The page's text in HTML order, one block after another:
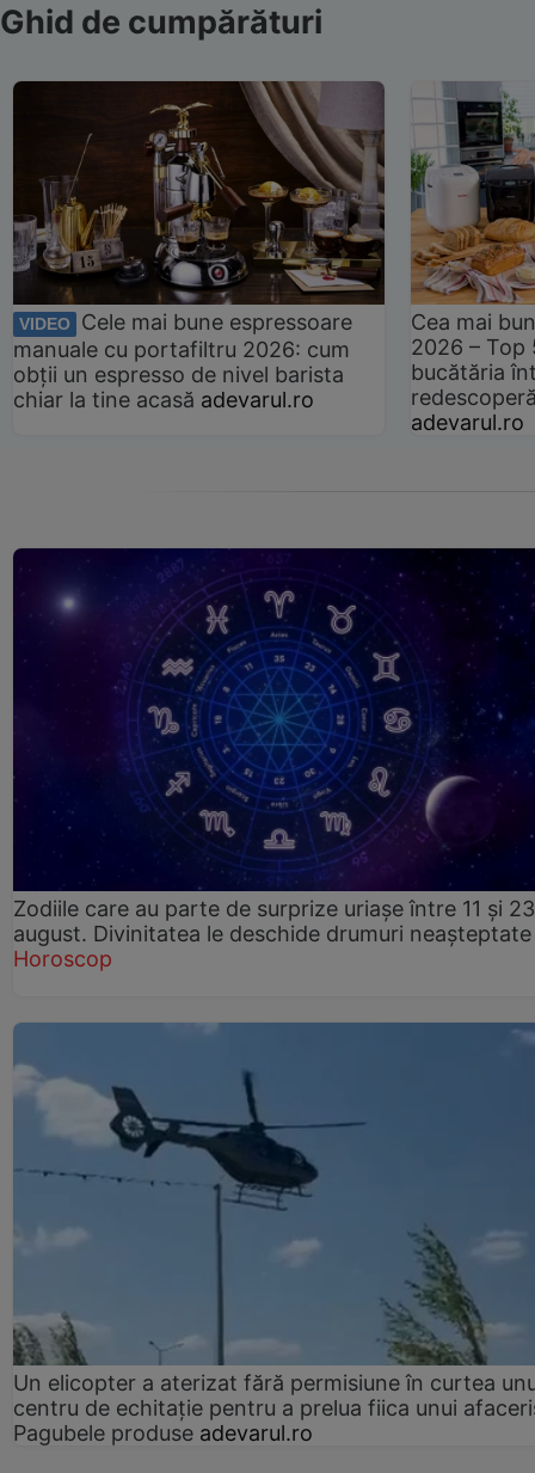
Ghid de cumpărături
VIDEO
Cele mai bune espressoare
manuale cu portafiltru 2026: cum
obții un espresso de nivel barista
chiar la tine acasă adevarul.ro
Cea mai
2026 –
bucătăria
adevarul.ro
Zodiile care au parte de surprize uriașe între 11 și 23
august. Divinitatea le deschide drumuri neașteptate
Horoscop
Un elicopter a aterizat fără permisiune în curtea
centru de echitație pentru a prelua fiica unui
Pagubele produse adevarul.ro